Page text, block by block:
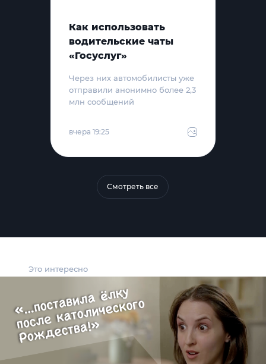
Это интересно
Как использовать
водительские чаты
«Госуслуг»
Через них автомобилисты уже
отправили анонимно более 2,3
млн сообщений
вчера 19:25
Смотреть все